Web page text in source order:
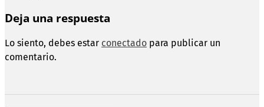
Deja una respuesta
Lo siento, debes estar conectado para publicar un
comentario.